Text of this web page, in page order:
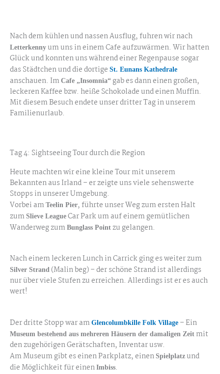
Nach dem kühlen und nassen Ausflug, fuhren wir nach
Letterkenny um uns in einem Cafe aufzuwärmen. Wir hatten
Glück und konnten uns während einer Regenpause sogar
das Städtchen und die dortige St. Eunans Kathedrale
anschauen. Im Cafe „Insomnia“ gab es dann einen großen,
leckeren Kaffee bzw. heiße Schokolade und einen Muffin.
Mit diesem Besuch endete unser dritter Tag in unserem
Familienurlaub.
Tag 4: Sightseeing Tour durch die Region
Heute machten wir eine kleine Tour mit unserem
Bekannten aus Irland – er zeigte uns viele sehenswerte
Stopps in unserer Umgebung.
Vorbei am Teelin Pier, führte unser Weg zum ersten Halt
zum Slieve League Car Park um auf einem gemütlichen
Wanderweg zum Bunglass Point zu gelangen.
Nach einem leckeren Lunch in Carrick ging es weiter zum
Silver Strand (Malin beg) – der schöne Strand ist allerdings
nur über viele Stufen zu erreichen. Allerdings ist er es auch
wert!
Der dritte Stopp war am Glencolumbkille Folk Village – Ein
Museum bestehend aus mehreren Häusern der damaligen Zeit mit
den zugehörigen Gerätschaften, Inventar usw.
Am Museum gibt es einen Parkplatz, einen Spielplatz und
die Möglichkeit für einen Imbiss.